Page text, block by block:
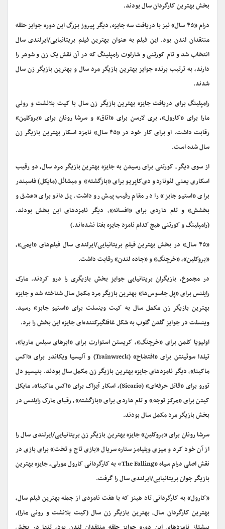
بخش بهترین کارگردان سال بودند.
درام «۴۵ سال» نیز با دریافت سه جایزه، دیگر پیروز بزرگ این دوره جوایز حلقه
منتقدان لندن بود. این فیلم به عنوان بهترین فیلم بریتانیایی/ایرلندی سال
انتخاب شد و تام کورتنی و شارلوت رامپلینگ که در آن نقش یک زن و شوهر را
دارند، به ترتیب برنده جوایز بهترین بازیگر مرد سال و بهترین بازیگر زن سال
شدند.
رامپلینگ برای دریافت جایزه بهترین بازیگر زن سال با کیت بلانشت و رونی
مارا برای «کارول»، بری لارسن برای «اتاق» و سرشا رونان برای «بروکلین»
رقابت داشت. او برای کار خود در «۴۵ سال» نامزد اسکار بهترین بازیگر زن
سال شده است.
از سوی دیگر، کورتنی برای رسیدن به جایزه بهترین بازیگر مرد سال، دو رقیب
اسکاری یعنی لئوناردو دی‌کاپریو برای «بازگشته» و میشائل (مایکل) فاسبندر
برای «استیو جابز» را در مقام رقیب پیش رو داشت. پل دانو برای «عشق و
بخشش» و تام هاردی برای «افسانه»، دیگر نامزدهای این بخش بودند.
(رامپلینگ و کورتنی هیچ کدام نامزد جایزه بفتا نشده‌اند.)
«۴۵ سال» در بخش بهترین فیلم بریتانیایی/ایرلندی سال فیلم‌های «ایمی»،
«بروکلین»، «خرچنگ» و «جاده لندن» رقابت داشت.
در مجموع، بازیگران بریتانیایی جوایز بخش بازیگری را درو کردند. مارک
رایلنس برای «پل جاسوس‌ها» بهترین بازیگر مرد مکمل سال شناخته شد و جایزه
بهترین بازیگر زن مکمل سال به کیت وینسلت برای «استیو جابز» رسید.
وینسلت در جوایز گلدن گلوب به شکل غافلگیرکننده‌ای جایزه این بخش را برد.
اولیویا کلمن برای «خرچنگ»، کریستن استوارت برای «ابرهای سیلس ماریا»،
تیلدا سوئینتن برای «افتضاح» (Trainwreck) و آلیسیا ویکاندر برای «اکس
ماکینا»، دیگر نامزدهای جایزه بهترین بازیگر زن مکمل سال بودند. بنیسیو دل
تورو برای «قاتل حرفه‌ای» (Sicario)، اسکار آیزاک برای «اکس ماکینا»، مایکل
کیتن برای «مرکز توجه» و تام هاردی برای «بازگشته»، رقبای مارک رایلنس در
بخش بازیگر مرد مکمل سال بودند.
سرشا رونان برای «بروکلین» جایزه بهترین بازیگر زن بریتانیایی/ایرلندی سال را
از آن خود کرد و میزی ویلیامز ستاره سریال «بازی تاج و تخت» برای بازی در
نقش اصلی درام سیاه «The Falling» به کارگردانی کارول مورلی، جایزه بهترین
بازیگر جوان بریتانیایی/ایرلندی سال را گرفت.
«کارول» به کارگردانی تاد هینز که با هفت نامزدی از جمله بهترین فیلم سال،
بهترین کارگردان سال، بهترین بازیگر زن سال (کیت بلانشت و رونی مارا)،